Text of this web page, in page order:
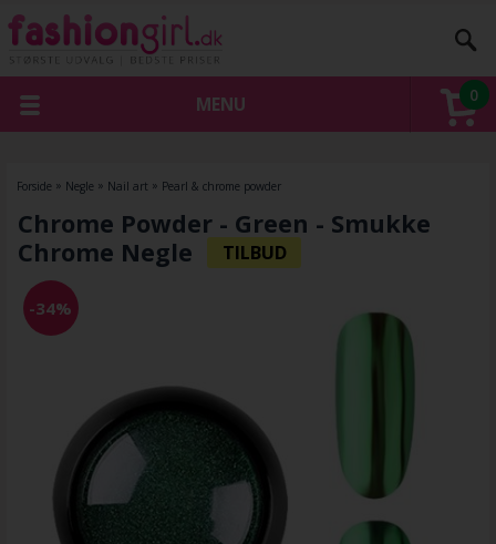
0
MENU
Forside » Negle » Nail art » Pearl & chrome powder
Chrome Powder - Green - Smukke
Chrome Negle
-34%